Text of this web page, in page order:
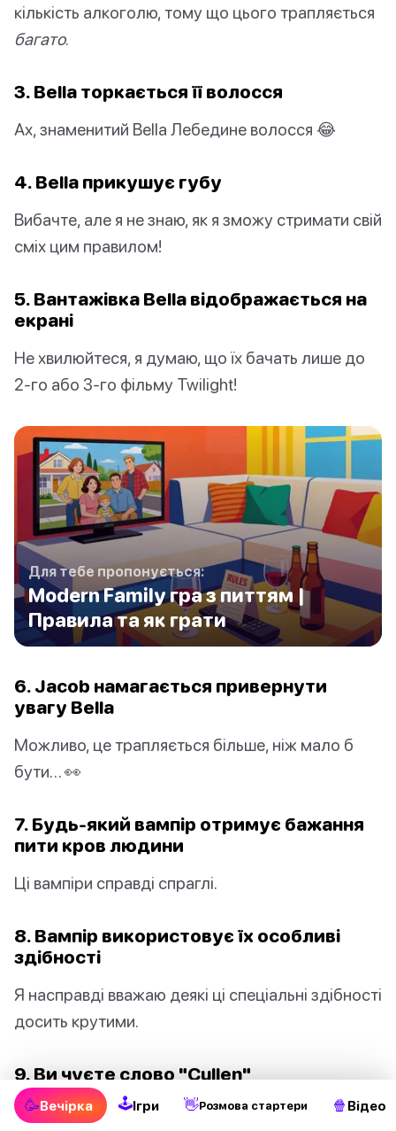
кількість алкоголю, тому що цього трапляється
багато.
3. Bella торкається її волосся
Ах, знаменитий Bella Лебедине волосся 😂
4. Bella прикушує губу
Вибачте, але я не знаю, як я зможу стримати свій
сміх цим правилом!
5. Вантажівка Bella відображається на
екрані
Не хвилюйтеся, я думаю, що їх бачать лише до
2-го або 3-го фільму Twilight!
Для тебе пропонується:
Modern Family гра з питтям |
Правила та як грати
6. Jacob намагається привернути
увагу Bella
Можливо, це трапляється більше, ніж мало б
бути… 👀
7. Будь-який вампір отримує бажання
пити кров людини
Ці вампіри справді спраглі.
8. Вампір використовує їх особливі
здібності
Я насправді вважаю деякі ці спеціальні здібності
досить крутими.
9. Ви чуєте слово "Cullen"
Це трапляється більше, ніж ви думаєте!
🥳Вечірка 🕹Ігри 👋Pозмова стартери 🍿 Відео